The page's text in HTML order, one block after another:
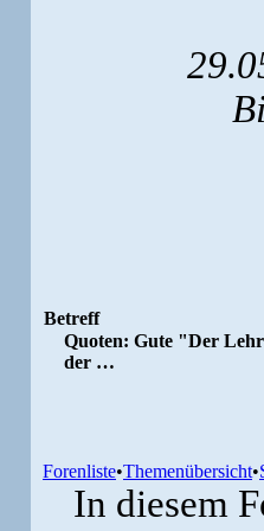
Betreff
Quoten: Gute "Der
der …
Forenliste•Themenübersicht•
In diesem